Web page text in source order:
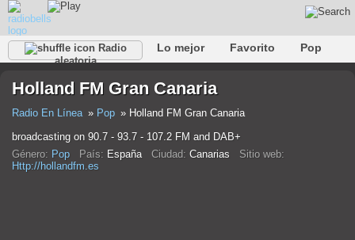
Radio
aleatoria
Lo mejor Favorito
Pop
Rap
Trans Falk Jazz Bebé
Holland FM Gran Canaria
Radio En Línea Pop
Holland FM Gran Canaria
broadcasting on 90.7 - 93.7 - 107.2 FM and DAB+
Género: Pop País: España Ciudad: Canarias Sitio web:
Http://hollandfm.es